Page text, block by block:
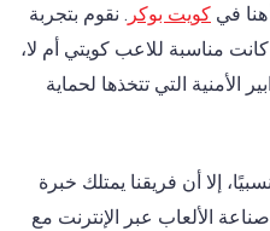
هنا في كويت بوكر . نقوم بتجربة
كانت مناسبة للاعب كويتي أم لا،
الأمنية التي تتخذها لحماية
إلا أن فريقنا يمتلك خبرة
سنوات في صناعة الألعاب عبر الإنترنت مع